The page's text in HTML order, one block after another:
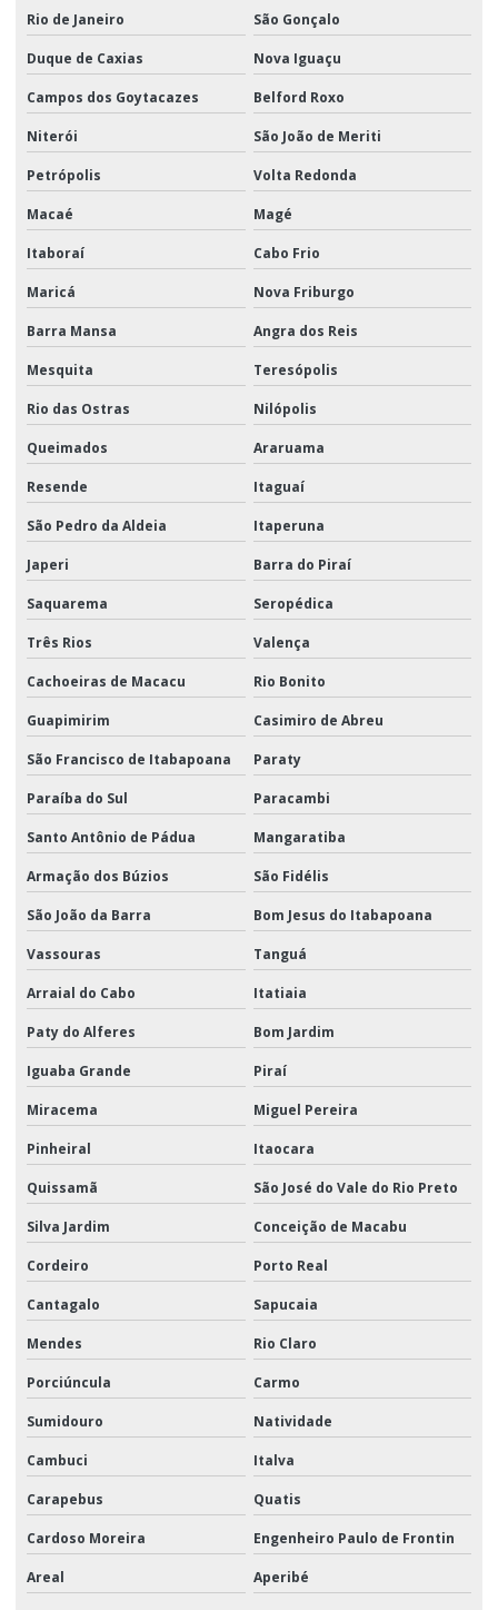
Rio de Janeiro São Gonçalo
Duque de Caxias Nova Iguaçu
Campos dos Goytacazes Belford Roxo
Niterói São João de Meriti
Petrópolis Volta Redonda
Macaé Magé
Itaboraí Cabo Frio
Maricá Nova Friburgo
Barra Mansa Angra dos Reis
Mesquita Teresópolis
Rio das Ostras Nilópolis
Queimados Araruama
Resende Itaguaí
São Pedro da Aldeia Itaperuna
Japeri Barra do Piraí
Saquarema Seropédica
Três Rios Valença
Cachoeiras de Macacu Rio Bonito
Guapimirim Casimiro de Abreu
São Francisco de Itabapoana Paraty
Paraíba do Sul Paracambi
Santo Antônio de Pádua Mangaratiba
Armação dos Búzios São Fidélis
São João da Barra Bom Jesus do Itabapoana
Vassouras Tanguá
Arraial do Cabo Itatiaia
Paty do Alferes Bom Jardim
Iguaba Grande Piraí
Miracema Miguel Pereira
Pinheiral Itaocara
Quissamã São José do Vale do Rio Preto
Silva Jardim Conceição de Macabu
Cordeiro Porto Real
Cantagalo Sapucaia
Mendes Rio Claro
Porciúncula Carmo
Sumidouro Natividade
Cambuci Italva
Carapebus Quatis
Cardoso Moreira Engenheiro Paulo de Frontin
Areal Aperibé